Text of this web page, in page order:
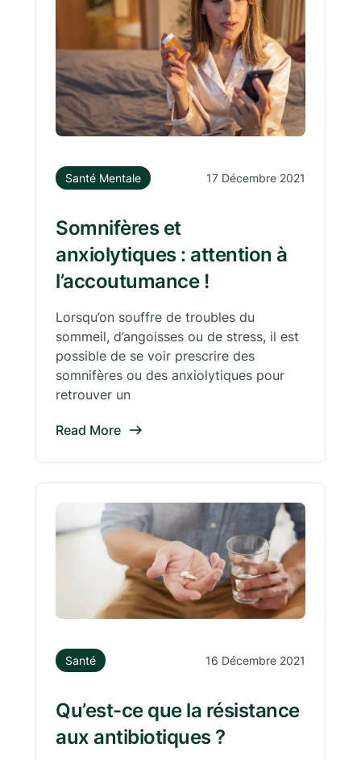
Santé Mentale 17 Décembre 2021
Somnifères et
anxiolytiques : attention à
l’accoutumance !
Lorsqu’on souffre de troubles du
sommeil, d’angoisses ou de stress, il est
possible de se voir prescrire des
somnifères ou des anxiolytiques pour
retrouver un
Read More
Santé 16 Décembre 2021
Qu’est-ce que la résistance
aux antibiotiques ?